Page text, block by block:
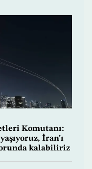
Komutanı:
İran’ı
kalabiliriz